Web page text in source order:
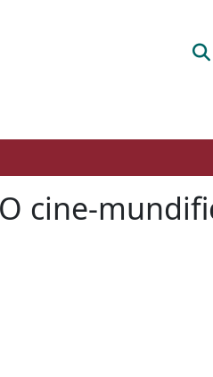
cine-